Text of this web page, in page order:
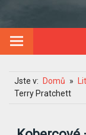
Jste v: Domů
Terry Pratchett